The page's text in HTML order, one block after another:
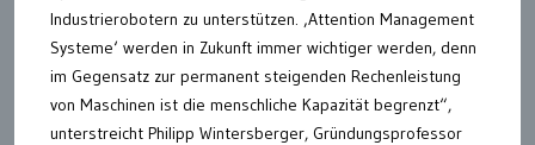
Industrierobotern zu unterstützen. ‚Attention Management
Systeme‘ werden in Zukunft immer wichtiger werden, denn
im Gegensatz zur permanent steigenden Rechenleistung
von Maschinen ist die menschliche Kapazität begrenzt“,
unterstreicht Philipp Wintersberger, Gründungsprofessor